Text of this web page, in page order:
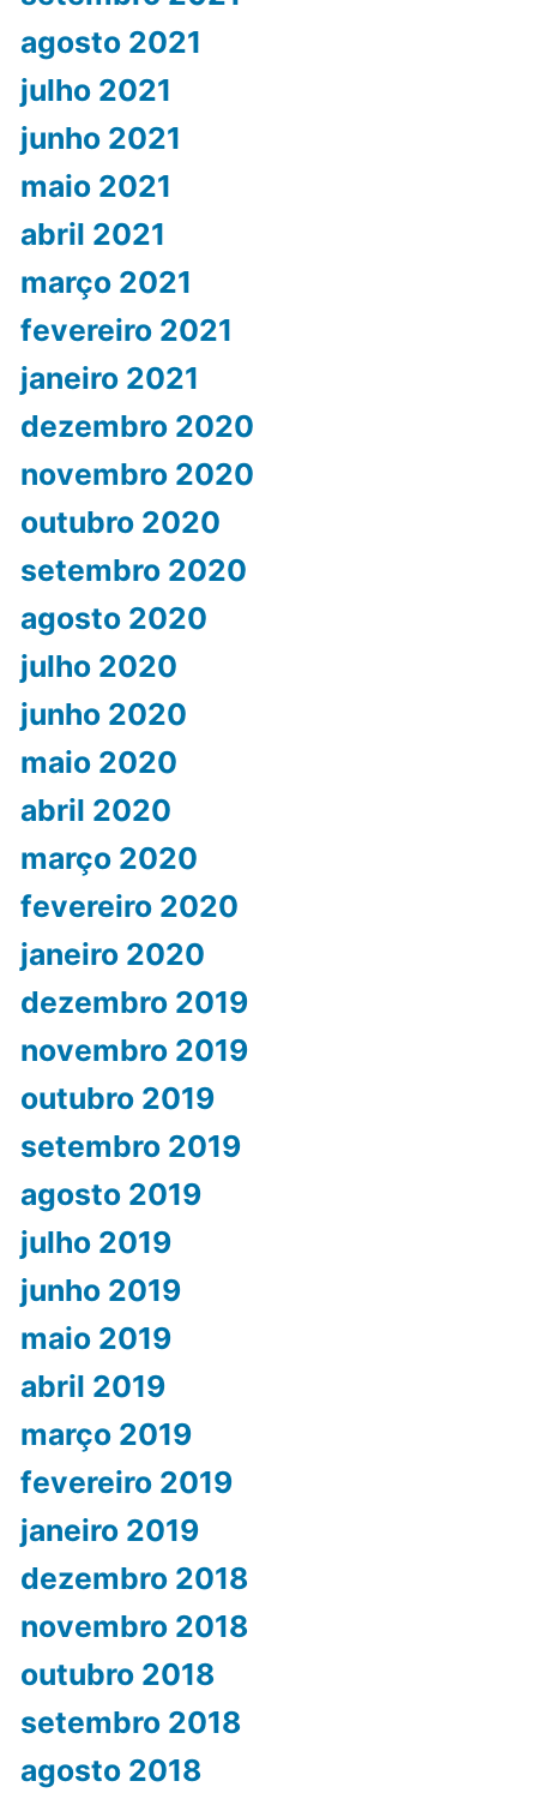
agosto 2021
julho 2021
junho 2021
maio 2021
abril 2021
março 2021
fevereiro 2021
janeiro 2021
dezembro 2020
novembro 2020
outubro 2020
setembro 2020
agosto 2020
julho 2020
junho 2020
maio 2020
abril 2020
março 2020
fevereiro 2020
janeiro 2020
dezembro 2019
novembro 2019
outubro 2019
setembro 2019
agosto 2019
julho 2019
junho 2019
maio 2019
abril 2019
março 2019
fevereiro 2019
janeiro 2019
dezembro 2018
novembro 2018
outubro 2018
setembro 2018
agosto 2018